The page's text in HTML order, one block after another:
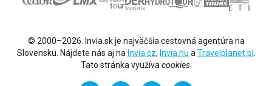
© 2000–2026. Invia.sk je najväčšia cestovná agentúra na
Slovensku. Nájdete nás aj na Invia.cz, Invia.hu a Travelplanet.pl
Tato stránka využíva cookies.